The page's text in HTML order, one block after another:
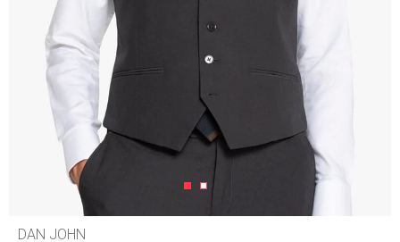
1 2
DAN JOHN